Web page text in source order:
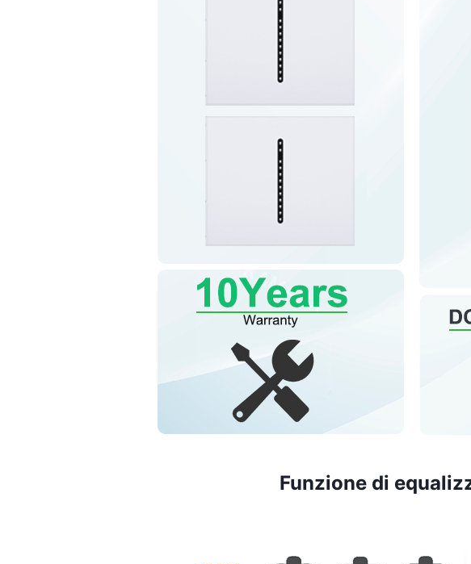
Funzione di